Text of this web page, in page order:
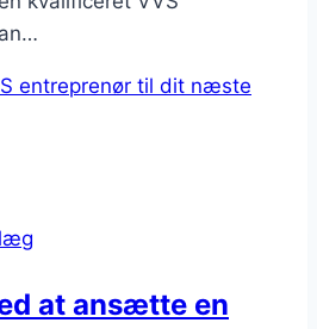
entreprenør til dit næste
at ansætte en